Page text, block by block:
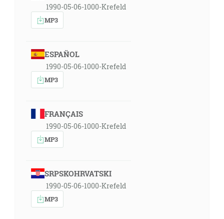
1990-05-06-1000-Krefeld
MP3
ESPAÑOL
1990-05-06-1000-Krefeld
MP3
FRANÇAIS
1990-05-06-1000-Krefeld
MP3
SRPSKOHRVATSKI
1990-05-06-1000-Krefeld
MP3